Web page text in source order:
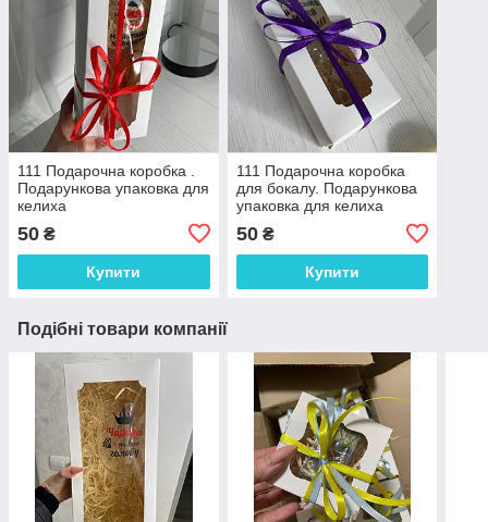
111 Подарочна коробка .
Подарункова упаковка для
келиха
50 ₴
Купити
111 Подарочна коробка
для бокалу. Подарункова
упаковка для келиха
50₴
Купити
Подібні товари компанії